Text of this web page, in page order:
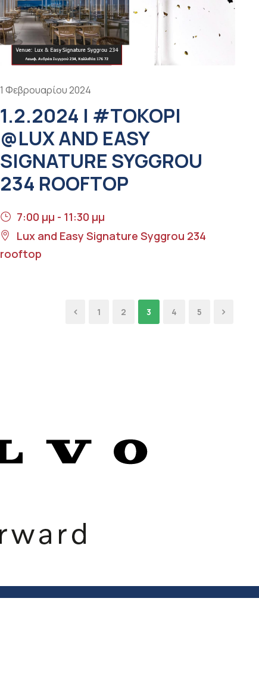
1 Φεβρουαρίου 2024
1.2.2024 | #TOKOPI
@LUX AND EASY
SIGNATURE SYGGROU
234 ROOFTOP
7:00 μμ - 11:30 μμ
Lux and Easy Signature Syggrou 234
rooftop
1 2 3 4 5